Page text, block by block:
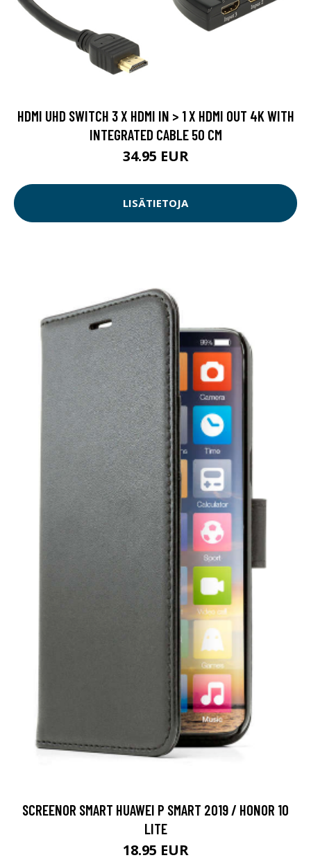
HDMI UHD SWITCH 3 X HDMI IN > 1 X HDMI OUT 4K WITH
INTEGRATED CABLE 50 CM
34.95 EUR
LISÄTIETOJA
SCREENOR SMART HUAWEI P SMART 2019 / HONOR 10
LITE
18.95 EUR